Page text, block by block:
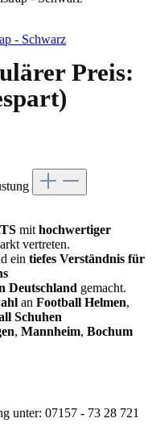
- Schwarz
Preis:
mit hochwertiger
vertreten.
ein tiefes Verständnis für
Deutschland gemacht.
an Football Helmen,
Schuhen
, Mannheim, Bochum
unter: 07157 - 73 28 721